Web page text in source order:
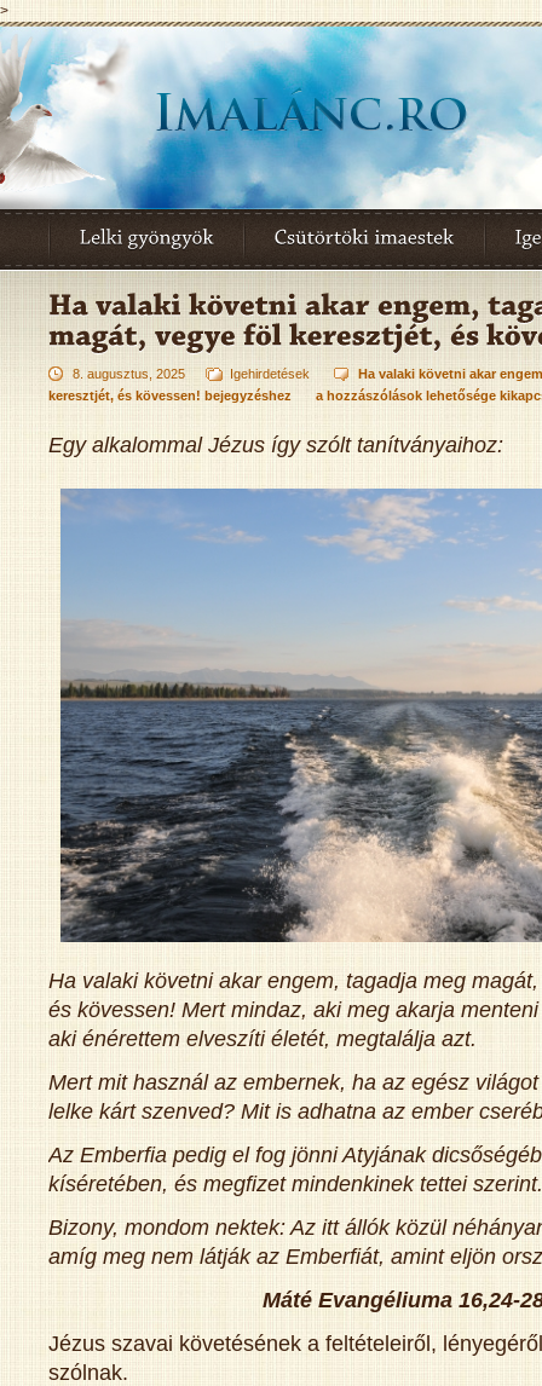
>
8. augusztus, 2025 Igehirdetések
Ha valaki követni akar
keresztjét, és kövessen! bejegyzéshez
a hozzászólások lehetősége
Egy alkalommal Jézus így szólt tanítványaihoz:
Ha valaki követni akar engem, tagadja meg
és kövessen! Mert mindaz, aki meg akarja
aki énérettem elveszíti életét, megtalálja azt.
Mert mit használ az embernek, ha az egész
lelke kárt szenved? Mit is adhatna az ember
Az Emberfia pedig el fog jönni Atyjának
kíséretében, és megfizet mindenkinek tettei szerint.
Bizony, mondom nektek: Az itt állók közül
amíg meg nem látják az Emberfiát, amint eljön
Máté Evangéliuma 16,24-
Jézus szavai követésének a feltételeiről,
szólnak.